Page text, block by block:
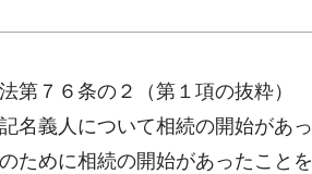
第７６条の２（第１項の抜粋）
名義人について相続の開始があ
ために相続の開始があったこと